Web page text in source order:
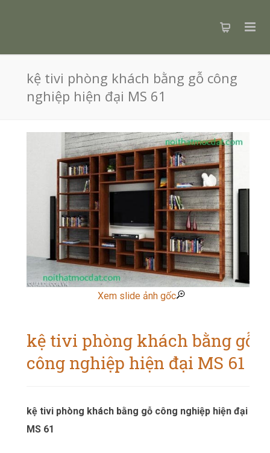
kệ tivi phòng khách bằng gỗ công
nghiệp hiện đại MS 61
Xem slide ảnh gốc
kệ tivi phòng khách bằng gỗ
công nghiệp hiện đại MS 61
kệ tivi phòng khách bằng gỗ công nghiệp hiện đại
MS 61